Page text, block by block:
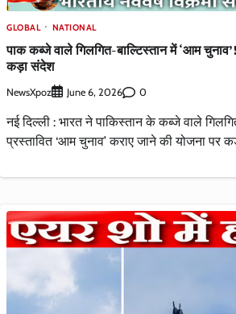
GLOBAL NATIONAL
पाक कब्जे वाले गिलगित-बाल्टिस्तान में ‘आम
कड़ा संदेश
NewsXpoz June 6, 2026 0
नई दिल्ली : भारत ने पाकिस्तान के कब्जे वाले
प्रस्तावित ‘आम चुनाव’ कराए जाने की योजना पर